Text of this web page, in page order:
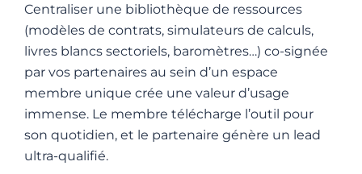
Centraliser une bibliothèque de ressources
(modèles de contrats, simulateurs de calculs,
livres blancs sectoriels, baromètres…) co-signée
par vos partenaires au sein d’un espace
membre unique crée une valeur d’usage
immense. Le membre télécharge l’outil pour
son quotidien, et le partenaire génère un lead
ultra-qualifié.